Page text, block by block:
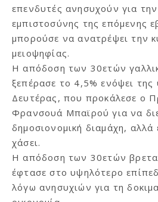
επενδυτές ανησυχούν για
εμπιστοσύνης της επόμενης
μπορούσε να ανατρέψει την
μειοψηφίας.
Η απόδοση των 30ετών
ξεπέρασε το 4,5% ενόψει
Δευτέρας, που προκάλεσε ο
Φρανσουά Μπαϊρού για να
δημοσιονομική διαμάχη, αλλά
χάσει.
Η απόδοση των 30ετών
έφτασε στο υψηλότερο
λόγω ανησυχιών για τη